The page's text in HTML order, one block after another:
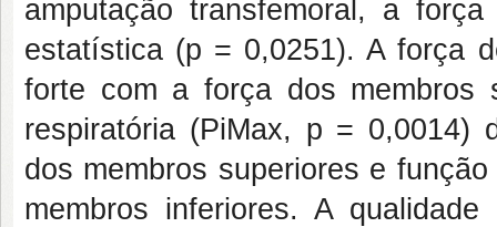
amputação transfemoral, a
estatística (p = 0,0251). A força
forte com a força dos membros
respiratória (PiMax, p = 0,0014)
dos membros superiores e
membros inferiores. A